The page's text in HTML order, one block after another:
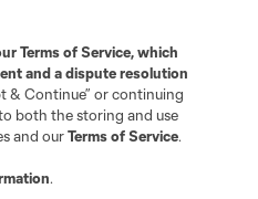
Terms of Service, which
and a dispute resolution
& Continue” or continuing
both the storing and use
and ourTerms of Service.
.